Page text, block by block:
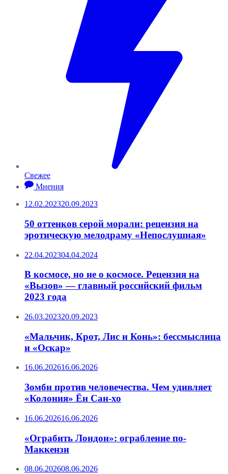
Свежее
Мнения
12.02.202320.09.2023
50 оттенков серой морали: рецензия на
эротическую мелодраму «Непослушная»
22.04.202304.04.2024
В космосе, но не о космосе. Рецензия на
«Вызов» — главный российский фильм
2023 года
26.03.202320.09.2023
«Мальчик, Крот, Лис и Конь»: бессмыслица
и «Оскар»
16.06.202616.06.2026
Зомби против человечества. Чем удивляет
«Колония» Ён Сан-хо
16.06.202616.06.2026
«Ограбить Лондон»: ограбление по-
Маккензи
08.06.202608.06.2026